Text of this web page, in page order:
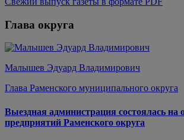
Глава округа
Малышев Эдуард Владимирович
Глава Раменского муниципального округа
Выездная администрация состоялась на
предприятий Раменского округа